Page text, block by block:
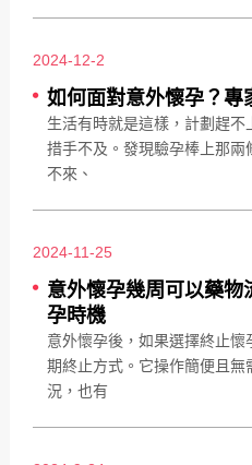
2024-12-2
如何面對意外懷孕？專
生活有時就是這樣，計劃趕
措手不及。發現驗孕棒上那
不來、
2024-11-25
意外懷孕幾周可以藥
孕時機
意外懷孕後，如果選擇終止
期終止方式。它操作簡便且
況，也有